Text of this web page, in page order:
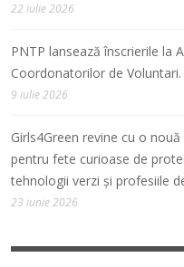
22 iulie 2026
PNTP lansează înscrierile la
Coordonatorilor de Voluntari.
9 iulie 2026
Girls4Green revine cu o
pentru fete curioase de
tehnologii verzi și profesiile
23 iunie 2026